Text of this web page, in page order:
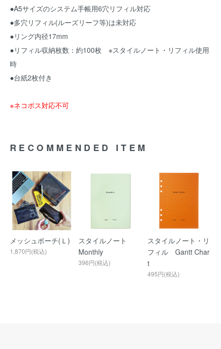
●A5サイズのシステム手帳用6穴リフィル対応
●多穴リフィル(ルーズリーフ等)は未対応
●リング内径17mm
●リフィル収納枚数：約100枚 ※スタイルノート・リフィル使用
時
●台紙2枚付き
※ネコポス対応不可
RECOMMENDED ITEM
メッシュポーチ(Ｌ)
1,870円(税込)
スタイルノート
Monthly
396円(税込)
スタイルノート・リ
フィル Gantt Char
t
495円(税込)